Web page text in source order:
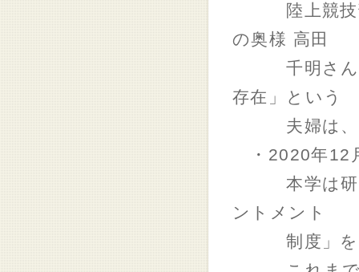
陸上競技部
の奥様 高田
千明さん。
存在」という
夫婦は、互
・2020年12
本学は研究
ントメント
制度」を活